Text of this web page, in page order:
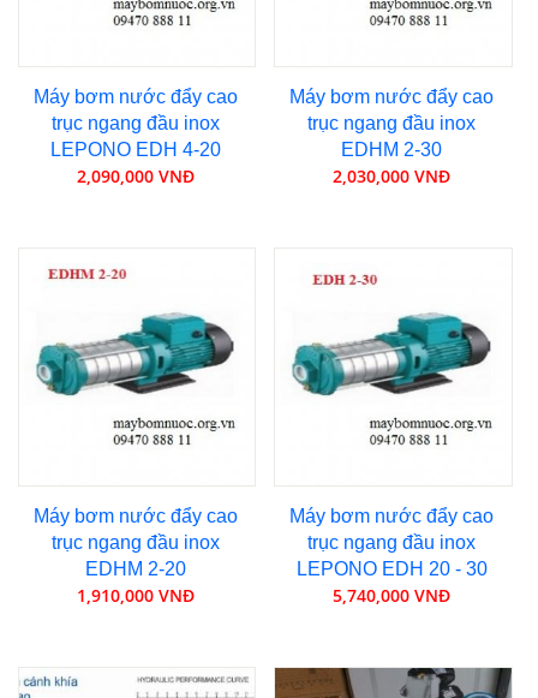
Máy bơm nước đẩy cao
trục ngang đầu inox
LEPONO EDH 4-20
2,090,000 VNĐ
Máy bơm nước đẩy cao
trục ngang đầu inox
EDHM 2-30
2,030,000 VNĐ
Máy bơm nước đẩy cao
trục ngang đầu inox
EDHM 2-20
1,910,000 VNĐ
Máy bơm nước đẩy cao
trục ngang đầu inox
LEPONO EDH 20 - 30
5,740,000 VNĐ